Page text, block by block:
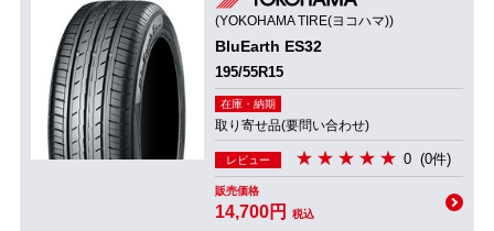
(YOKOHAMA TIRE(ヨコハマ))
BluEarth ES32
195/55R15
在庫・納期
取り寄せ品(要問い合わせ)
レビュー 0 (0件)
販売価格
14,700円 税込